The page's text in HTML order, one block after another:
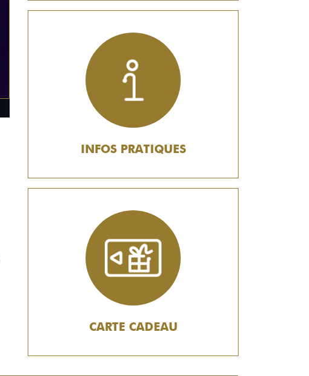
INFOS PRATIQUES
CARTE CADEAU